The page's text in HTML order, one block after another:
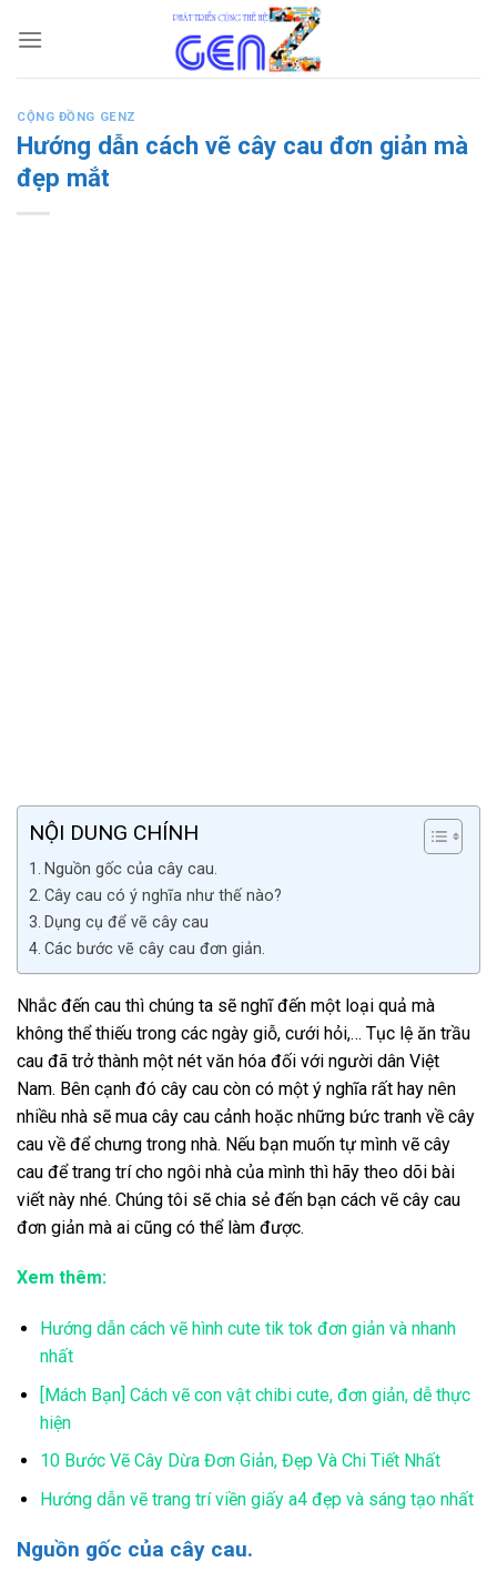
CỘNG ĐỒNG GENZ
Hướng dẫn cách vẽ cây cau đơn giản mà
đẹp mắt
NỘI DUNG CHÍNH
Nguồn gốc của cây cau.
Cây cau có ý nghĩa như thế nào?
Dụng cụ để vẽ cây cau
Các bước vẽ cây cau đơn giản.
Nhắc đến cau thì chúng ta sẽ nghĩ đến một loại quả mà
không thể thiếu trong các ngày giỗ, cưới hỏi,… Tục lệ ăn trầu
cau đã trở thành một nét văn hóa đối với người dân Việt
Nam. Bên cạnh đó cây cau còn có một ý nghĩa rất hay nên
nhiều nhà sẽ mua cây cau cảnh hoặc những bức tranh về cây
cau về để chưng trong nhà. Nếu bạn muốn tự mình vẽ cây
cau để trang trí cho ngôi nhà của mình thì hãy theo dõi bài
viết này nhé. Chúng tôi sẽ chia sẻ đến bạn cách vẽ cây cau
đơn giản mà ai cũng có thể làm được.
Xem thêm:
Hướng dẫn cách vẽ hình cute tik tok đơn giản và nhanh
nhất
[Mách Bạn] Cách vẽ con vật chibi cute, đơn giản, dễ thực
hiện
10 Bước Vẽ Cây Dừa Đơn Giản, Đẹp Và Chi Tiết Nhất
Hướng dẫn vẽ trang trí viền giấy a4 đẹp và sáng tạo nhất
Nguồn gốc của cây cau.